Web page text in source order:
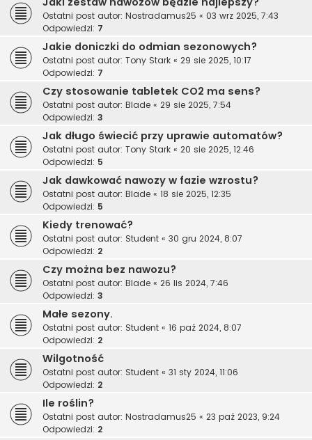
Ostatni post autor: Nostradamus25 « 03 wrz 2025, 7:43
Odpowiedzi: 7
Jakie doniczki do odmian sezonowych?
Ostatni post autor: Tony Stark « 29 sie 2025, 10:17
Odpowiedzi: 7
Czy stosowanie tabletek CO2 ma sens?
Ostatni post autor: Blade « 29 sie 2025, 7:54
Odpowiedzi: 3
Jak długo świecić przy uprawie automatów?
Ostatni post autor: Tony Stark « 20 sie 2025, 12:46
Odpowiedzi: 5
Jak dawkować nawozy w fazie wzrostu?
Ostatni post autor: Blade « 18 sie 2025, 12:35
Odpowiedzi: 5
Kiedy trenować?
Ostatni post autor: Student « 30 gru 2024, 8:07
Odpowiedzi: 2
Czy można bez nawozu?
Ostatni post autor: Blade « 26 lis 2024, 7:46
Odpowiedzi: 3
Małe sezony.
Ostatni post autor: Student « 16 paź 2024, 8:07
Odpowiedzi: 2
Wilgotność
Ostatni post autor: Student « 31 sty 2024, 11:06
Odpowiedzi: 2
Ile roślin?
Ostatni post autor: Nostradamus25 « 23 paź 2023, 9:24
Odpowiedzi: 2